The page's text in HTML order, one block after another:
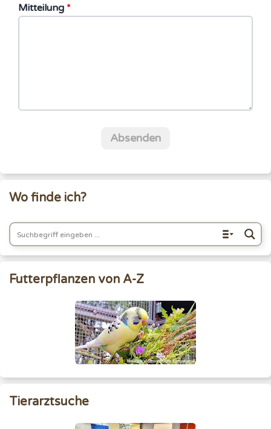
Mitteilung *
Absenden
Wo finde ich?
Futterpflanzen von A-Z
Tierarztsuche